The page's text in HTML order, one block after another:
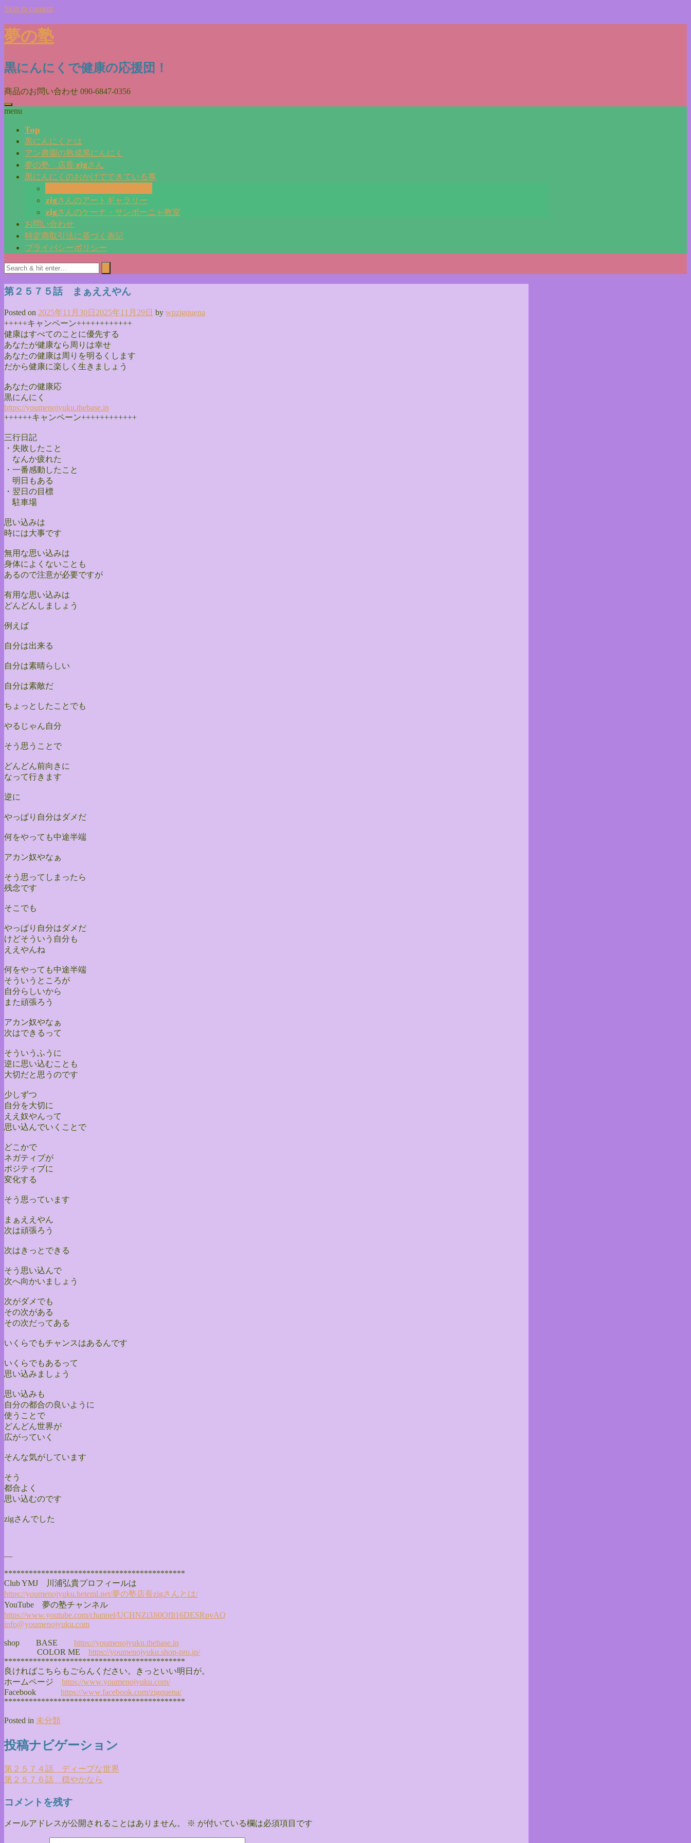
Skip to content
夢の塾
黒にんにくで健康の応援団！
商品のお問い合わせ 090-6847-0356
menu
Top
黒にんにくとは
アン農園の熟成黒にんにく
夢の塾 店長 zigさん
黒にんにくのおかげでできている事
zigさんのアートギャラリー
zigさんのケーナ・サンポーニャ教室
お問い合わせ
特定商取引法に基づく表記
プライバシーポリシー
第２５７５話 まぁええやん
Posted on 2025年11月30日 2025年11月29日 by wpzigquena
+++++キャンペーン++++++++++++
健康はすべてのことに優先する
あなたが健康なら周りは幸せ
あなたの健康は周りを明るくします
だから健康に楽しく生きましょう
あなたの健康応
黒にんにく
https://youmenojyuku.thebase.in
++++++キャンペーン++++++++++++
三行日記
・失敗したこと
なんか疲れた
・一番感動したこと
明日もある
・翌日の目標
駐車場
思い込みは
時には大事です
無用な思い込みは
身体によくないことも
あるので注意が必要ですが
有用な思い込みは
どんどんしましょう
例えば
自分は出来る
自分は素晴らしい
自分は素敵だ
ちょっとしたことでも
やるじゃん自分
そう思うことで
どんどん前向きに
なって行きます
逆に
やっぱり自分はダメだ
何をやっても中途半端
アカン奴やなぁ
そう思ってしまったら
残念です
そこでも
やっぱり自分はダメだ
けどそういう自分も
ええやんね
何をやっても中途半端
そういうところが
自分らしいから
また頑張ろう
アカン奴やなぁ
次はできるって
そういうふうに
逆に思い込むことも
大切だと思うのです
少しずつ
自分を大切に
ええ奴やんって
思い込んでいくことで
どこかで
ネガティブが
ポジティブに
変化する
そう思っています
まぁええやん
次は頑張ろう
次はきっとできる
そう思い込んで
次へ向かいましょう
次がダメでも
その次がある
その次だってある
いくらでもチャンスはあるんです
いくらでもあるって
思い込みましょう
思い込みも
自分の都合の良いように
使うことで
どんどん世界が
広がっていく
そんな気がしています
そう
都合よく
思い込むのです
zigさんでした
—
********************************************
Club YMJ 川浦弘貴プロフィールは
https://youmenojyuku.heteml.net/夢の塾店長zigさんとは/
YouTube 夢の塾チャンネル
https://www.youtube.com/channel/UCHNZi3Ji0OfIt16DESRpvAQ
info@youmenojyuku.com
shop BASE https://youmenojyuku.thebase.in
COLOR ME https://youmenojyuku.shop-pro.jp/
********************************************
良ければこちらもごらんください。きっといい明日が。
ホームページ https://www.youmenojyuku.com/
Facebook https://www.facebook.com/zigquena/
********************************************
Posted in 未分類
投稿ナビゲーション
第２５７４話 ディープな世界
第２５７６話 穏やかなら
コメントを残す
メールアドレスが公開されることはありません。 ※ が付いている欄は必須項目です